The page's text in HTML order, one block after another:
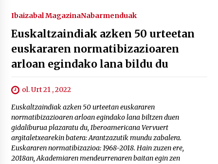
Ibaizabal MagazinaNabarmenduak
Euskaltzaindiak azken 50 urteetan
euskararen normatibizazioaren
arloan egindako lana bildu du
ol. Urt 21 , 2022
Euskaltzaindiak azken 50 urteetan euskararen
normatibizazioaren arloan egindako lana biltzen duen
gidaliburua plazaratu du, Iberoamericana Vervuert
argitaletxearekin batera: Arantzazutik mundu zabalera.
Euskararen normatibizazioa: 1968-2018. Hain zuzen ere,
2018an, Akademiaren mendeurrenaren baitan egin zen